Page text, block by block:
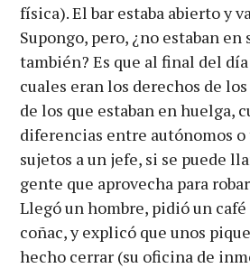
física). El bar estaba abierto y
Supongo, pero, ¿no estaban en
también? Es que al final del día
cuales eran los derechos de
de los que estaban en huelga,
diferencias entre autónomos o
sujetos a un jefe, si se puede
gente que aprovecha para
Llegó un hombre, pidió un café
coñac, y explicó que unos
hecho cerrar (su oficina de